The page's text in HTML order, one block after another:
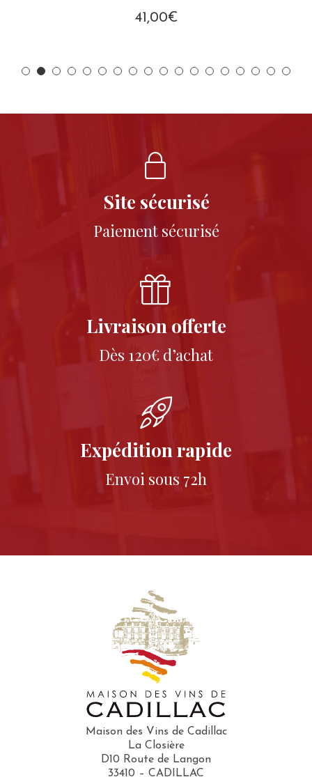
41,00€
Site sécurisé
Paiement sécurisé
Livraison offerte
Dès 120€ d’achat
Expédition rapide
Envoi sous 72h
Maison des Vins de Cadillac
La Closière
D10 Route de Langon
33410 – CADILLAC